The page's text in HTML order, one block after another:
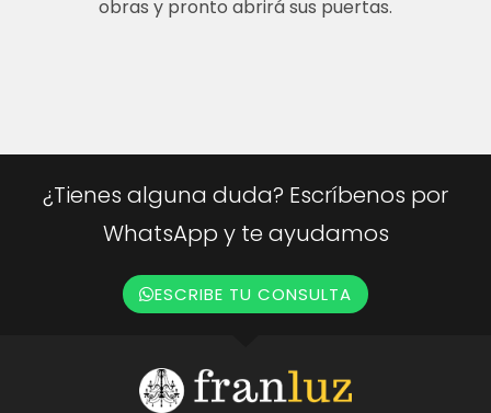
obras y pronto abrirá sus puertas.
¿Tienes alguna duda? Escríbenos por
WhatsApp y te ayudamos
ESCRIBE TU CONSULTA